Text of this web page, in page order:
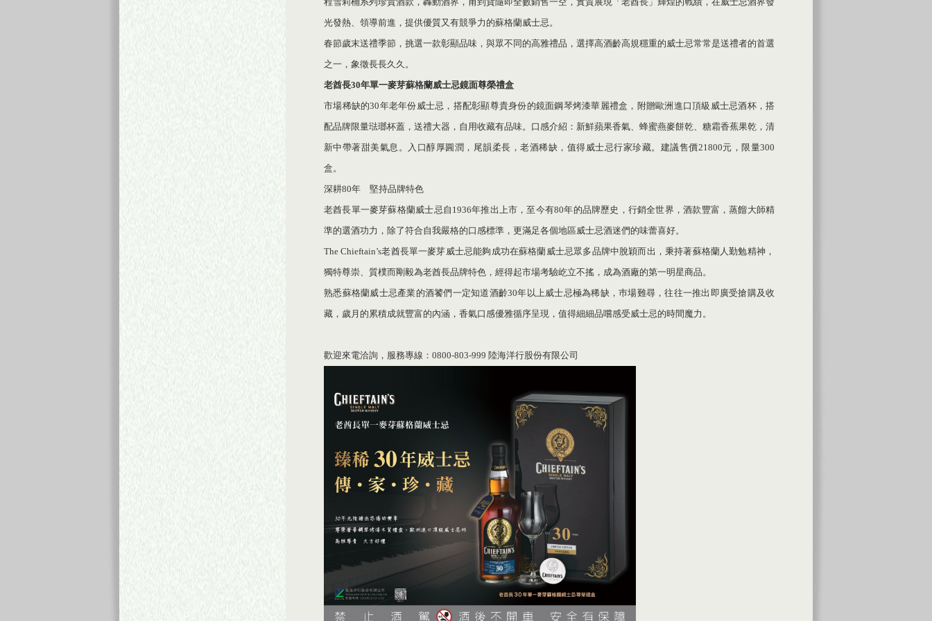
光發熱、領導前進，提供優質又有競爭力的蘇格蘭威士忌。
春節歲末送禮季節，挑選一款彰顯品味，與眾不同的高雅禮品，選擇高酒齡高規穩重的威士忌常常是送禮者的首選
之一，象徵長長久久。
老酋長30年單一麥芽蘇格蘭威士忌鏡面尊榮禮盒
市場稀缺的30年老年份威士忌，搭配彰顯尊貴身份的鏡面鋼琴烤漆華麗禮盒，附贈歐洲進口頂級威士忌酒杯，搭
配品牌限量琺瑯杯蓋，送禮大器，自用收藏有品味。口感介紹：新鮮蘋果香氣、蜂蜜燕麥餅乾、糖霜香蕉果乾，清
新中帶著甜美氣息。入口醇厚圓潤，尾韻柔長，老酒稀缺，值得威士忌行家珍藏。建議售價21800元，限量300
盒。
深耕80年 堅持品牌特色
老酋長單一麥芽蘇格蘭威士忌自1936年推出上市，至今有80年的品牌歷史，行銷全世界，酒款豐富，蒸餾大師精
準的選酒功力，除了符合自我嚴格的口感標準，更滿足各個地區威士忌酒迷們的味蕾喜好。
The Chieftain’s老酋長單一麥芽威士忌能夠成功在蘇格蘭威士忌眾多品牌中脫穎而出，秉持著蘇格蘭人勤勉精神，
獨特尊崇、質樸而剛毅為老酋長品牌特色，經得起市場考驗屹立不搖，成為酒廠的第一明星商品。
熟悉蘇格蘭威士忌產業的酒饕們一定知道酒齡30年以上威士忌極為稀缺，巿場難尋，往往一推出即廣受搶購及收
藏，歲月的累積成就豐富的內涵，香氣口感優雅循序呈現，值得細細品嚐感受威士忌的時間魔力。
歡迎來電洽詢，服務專線：0800-803-999 陸海洋行股份有限公司